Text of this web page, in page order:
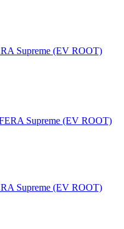
Supreme (EV ROOT)
Supreme (EV ROOT)